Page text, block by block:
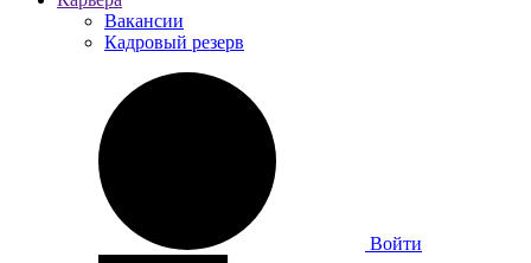
Вакансии
Кадровый резерв
Войти